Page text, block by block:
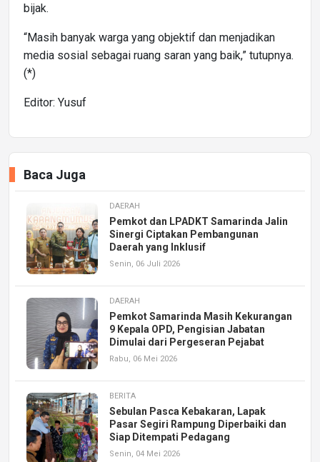
bijak.
“Masih banyak warga yang objektif dan menjadikan
media sosial sebagai ruang saran yang baik,” tutupnya.
(*)
Editor: Yusuf
Baca Juga
DAERAH
Pemkot dan LPADKT Samarinda Jalin
Sinergi Ciptakan Pembangunan
Daerah yang Inklusif
Senin, 06 Juli 2026
DAERAH
Pemkot Samarinda Masih Kekurangan
9 Kepala OPD, Pengisian Jabatan
Dimulai dari Pergeseran Pejabat
Rabu, 06 Mei 2026
BERITA
Sebulan Pasca Kebakaran, Lapak
Pasar Segiri Rampung Diperbaiki dan
Siap Ditempati Pedagang
Senin, 04 Mei 2026